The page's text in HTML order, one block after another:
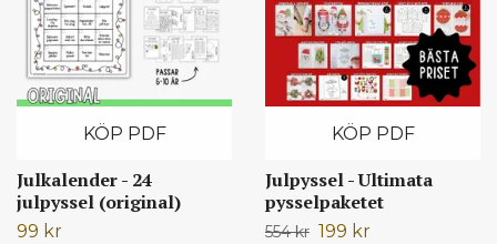
KÖP PDF
Julkalender - 24
julpyssel (original)
99 kr
KÖP PDF
Julpyssel - Ultimata
pysselpaketet
554 kr 199 kr